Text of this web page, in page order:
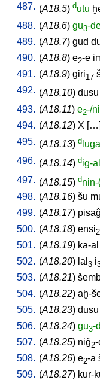
487. (A18.5) dutu
488. (A18.6) gu3-
489. (A18.7) gud
490. (A18.8) e2-e
491. (A18.9) giri17
492. (A18.10) dusu
493. (A18.11) e2-/
494. (A18.12) X […]
495. (A18.13) d
496. (A18.14) dig-
497. (A18.15) d
498. (A18.16) šu
499. (A18.17) pisaĝ
500. (A18.18) ensi2
501. (A18.19) ka-al
502. (A18.20) lal 3 i
503. (A18.21)
504. (A18.22) aḫ-
505. (A18.23) dusu
506. (A18.24) gu3-
507. (A18.25) niĝ2-
508. (A18.26) e2-a
509. (A18.27) kur-